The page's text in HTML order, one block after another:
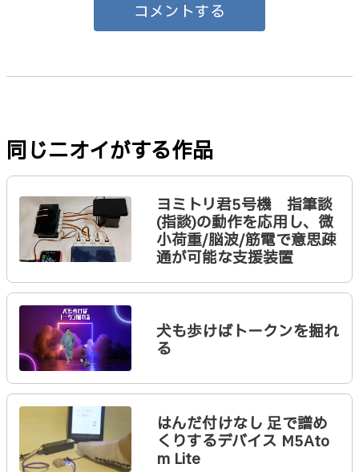
コメントする
同じニオイがする作品
ヨミトリ君5号機 指筆談
(指談)の動作を応用し、微
小荷重/脳波/筋電で意思疎
通が可能な支援装置
犬も歩けばトークンを掘れ
る
はんだ付けなし 足で譜め
くりするデバイス M5Ato
m Lite